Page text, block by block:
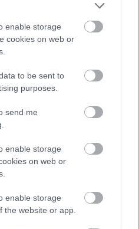
enable storage
cookies on web or
to be sent to
purposes.
send me
enable storage
on web or
enable storage
the website or app.
cikkeit aGoogle hírekben